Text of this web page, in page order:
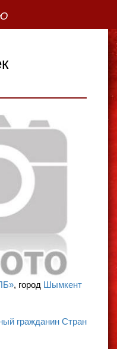
, город Шымкент
гражданин Стран